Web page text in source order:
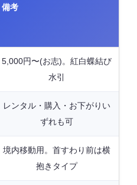
備考
5,000円〜(お志)。紅白蝶結び
水引
レンタル・購入・お下がりい
ずれも可
境内移動用。首すわり前は横
抱きタイプ